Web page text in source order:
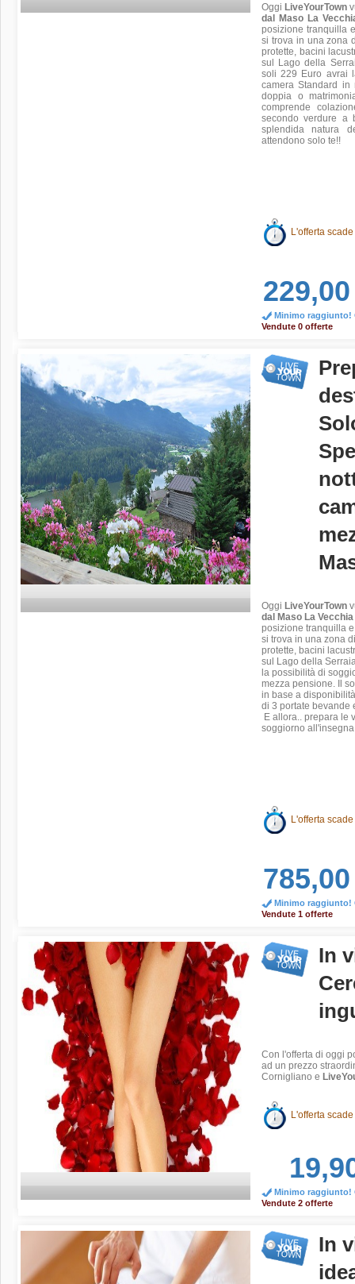
Oggi LiveYourTown
dal Maso La
posizione tranquilla
si trova in una zona
protette, bacini
sul Lago della
soli 229 Euro avrai
camera Standard in
doppia o
comprende
secondo verdure
splendida natura
attendono solo te!!
L'offerta
Minimo raggiunto!
Vendute 0 offerte
Oggi LiveYourTown
dal Maso La
posizione tranquilla
si trova in una zona
protette, bacini
sul Lago della
la possibilità di
mezza pensione. Il
in base a
di 3 portate bevande
E allora.. prepara le
soggiorno
L'offerta
Minimo raggiunto!
Vendute 1 offerte
In
Con l'offerta di oggi
ad un prezzo
Cornigliano e
L'offerta
Minimo raggiunto!
Vendute 2 offerte
In